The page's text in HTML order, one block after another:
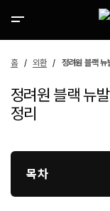
홈 외환 정려원 블랙
정려원 블랙 뉴
정리
목차